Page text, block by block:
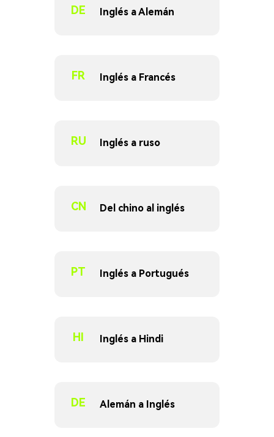
DE Inglés a Alemán
FR Inglés a Francés
RU Inglés a ruso
CN Del chino al inglés
PT Inglés a Portugués
HI Inglés a Hindi
DE Alemán a Inglés